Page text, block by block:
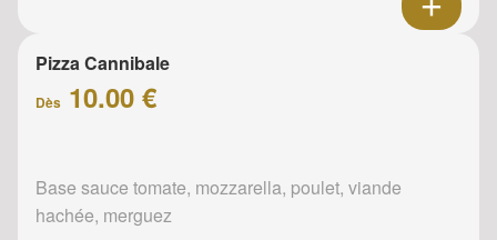
Pizza Cannibale
Dès 10.00 €
Base sauce tomate, mozzarella, poulet, viande
hachée, merguez